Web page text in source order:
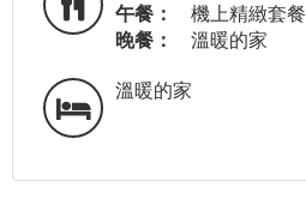
午餐：
機上精緻套餐
晚餐：
溫暖的家
溫暖的家